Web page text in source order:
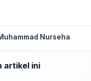
Nurseha
artikel ini